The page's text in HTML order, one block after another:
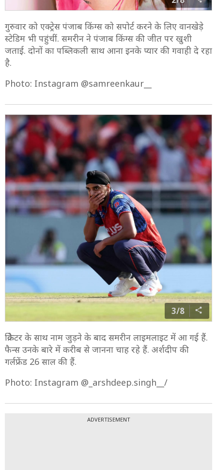
गुरुवार को एक्ट्रेस पंजाब किंग्स को सपोर्ट करने के लिए वानखेड़े
स्टेडिम भी पहुंचीं. समरीन ने पंजाब किंग्स की जीत पर खुशी
जताई. दोनों का पब्लिकली साथ आना इनके प्यार की गवाही दे रहा
है.
Photo: Instagram @samreenkaur__
3/8
क्रिकेटर के साथ नाम जुड़ने के बाद समरीन लाइमलाइट में आ गई हैं.
फैन्स उनके बारे में करीब से जानना चाह रहे हैं. अर्शदीप की
गर्लफ्रेंड 26 साल की हैं.
Photo: Instagram @_arshdeep.singh__/
ADVERTISEMENT